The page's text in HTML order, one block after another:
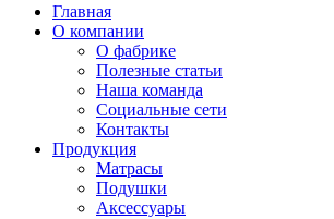
Главная
О компании
О фабрике
Полезные статьи
Наша команда
Социальные сети
Контакты
Продукция
Матрасы
Подушки
Аксессуары